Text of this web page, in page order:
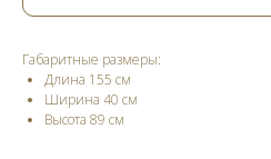
Габаритные размеры:
Длина 155 см
Ширина 40 см
Высота 89 cм